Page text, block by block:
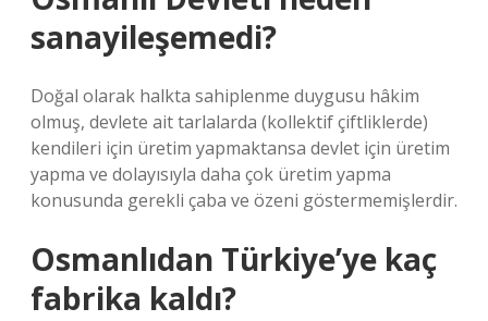
sanayileşemedi?
Doğal olarak halkta sahiplenme duygusu hâkim
olmuş, devlete ait tarlalarda (kollektif çiftliklerde)
kendileri için üretim yapmaktansa devlet için üretim
yapma ve dolayısıyla daha çok üretim yapma
konusunda gerekli çaba ve özeni göstermemişlerdir.
Osmanlıdan Türkiye’ye kaç
fabrika kaldı?